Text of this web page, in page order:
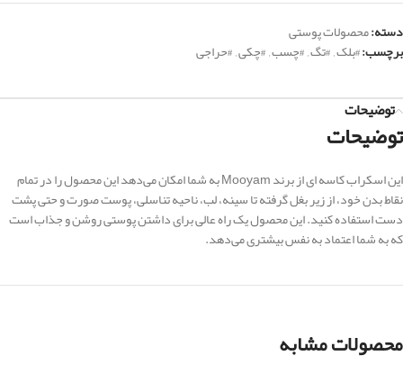
دسته:محصولات پوستی
برچسب:#بلک,#تگ,#چسب,#چکی,#حراجی
توضیحات
توضیحات
این اسکراب کاسه ای از برند Mooyam به شما امکان می‌دهد این محصول را در تمام
نقاط بدن خود، اززیر بغل گرفته تا سینه، لب، ناحیه تناسلی، پوست صورت و حتی پشت
دستاستفاده کنید. این محصول یک راه عالی برای داشتن پوستی روشن و جذاب است
که به شما اعتماد به نفس بیشتری می‌دهد.
محصولات مشابه